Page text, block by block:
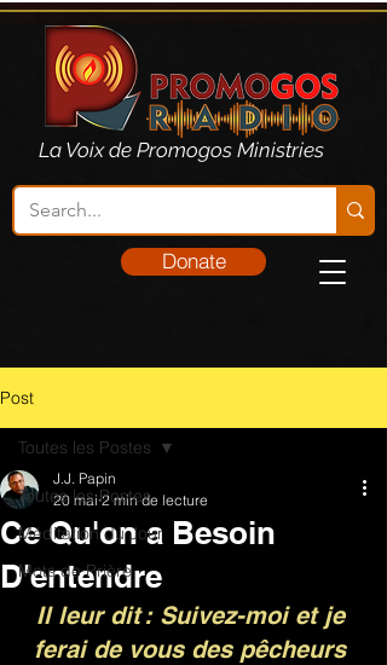
La Voix de Promogos Ministries
Donate
Post
Toutes les Postes
Méditation du Jour
Mots de Prière
Toutes les Postes
Ce Qu'on a Besoin
D'entendre
J.J. Papin
20 mai 2 min de lecture
Il leur dit : Suivez-moi et je
ferai de vous des pêcheurs